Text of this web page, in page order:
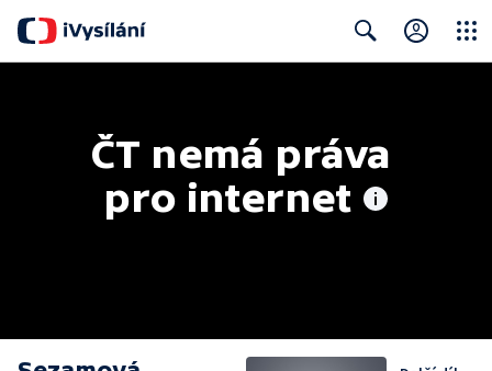
ČT nemá práva
pro internet